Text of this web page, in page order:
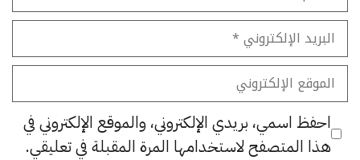
البريد
الإلكتروني
الموقع
الإلكتروني
احفظ اسمي، بريدي الإلكتروني، والموقع الإلكتروني في
هذا المتصفح لاستخدامها المرة المقبلة في تعليقي.